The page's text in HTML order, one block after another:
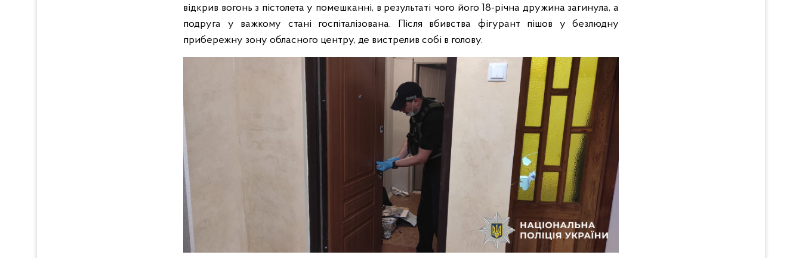
відкрив вогонь з пістолета у помешканні, в результаті чого його 18-річна дружина загинула, а
подруга у важкому стані госпіталізована. Після вбивства фігурант пішов у безлюдну
прибережну зону обласного центру, де вистрелив собі в голову.